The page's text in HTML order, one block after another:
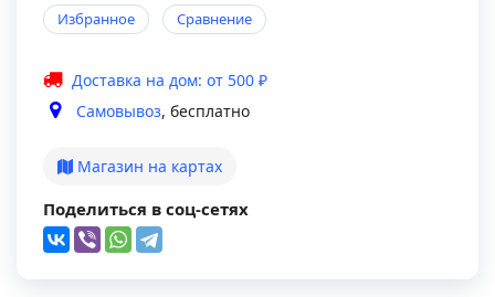
Избранное Сравнение
Доставка на дом: от 500 ₽
Самовывоз, бесплатно
Магазин на картах
Поделиться в соц-сетях